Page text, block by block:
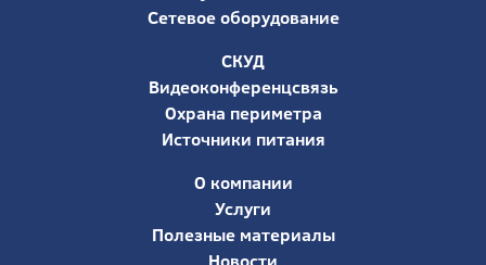
Сетевое оборудование
СКУД
Видеоконференцсвязь
Охрана периметра
Источники питания
О компании
Услуги
Полезные материалы